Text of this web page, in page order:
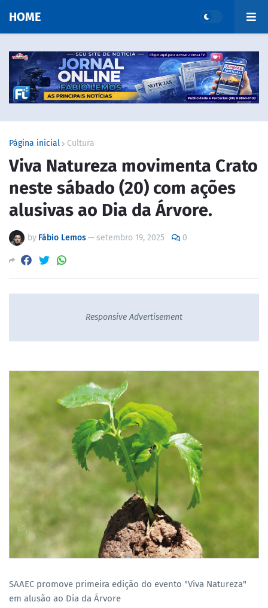
HOME
Página inicial Cultura
Viva Natureza movimenta Crato
neste sábado (20) com ações
alusivas ao Dia da Árvore.
by Fábio Lemos— setembro 19, 2025 0
Responsive Advertisement
SAAEC promove primeira edição do evento "Viva Natureza"
em alusão ao Dia da Árvore